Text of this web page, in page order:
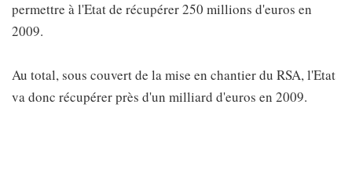
permettre à l'Etat de récupérer 250 millions d'euros en
2009.
Au total, sous couvert de la mise en chantier du RSA, l'Etat
va donc récupérer près d'un milliard d'euros en 2009.